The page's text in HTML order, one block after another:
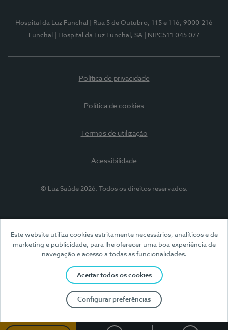
Este website utiliza cookies estritamente necessários, analíticos e de
marketing e publicidade, para lhe oferecer uma boa experiência de
navegação e acesso a todas as funcionalidades.
Aceitar todos os cookies
Configurar preferências
Hospital da Luz Funchal
| Rua 5 de Outubro, 115 e 116, 9000-216
Funchal
| Hospital da Luz Funchal, SA | NIPC511 045 077
Política de privacidade
Política de cookies
Termos de utilização
Acessibilidade
© Luz Saúde 2026. Todos os direitos reservados.